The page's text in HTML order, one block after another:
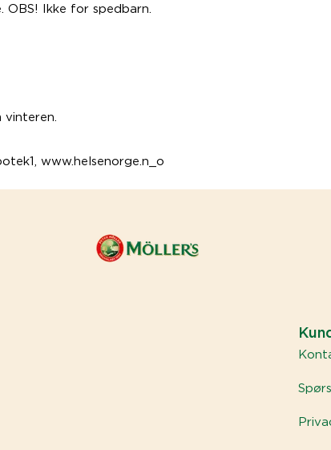
OBS! Ikke for spedbarn.
www.helsenorge.n_o